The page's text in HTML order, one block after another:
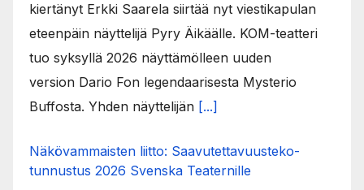
kiertänyt Erkki Saarela siirtää nyt viestikapulan
eteenpäin näyttelijä Pyry Äikäälle. KOM-teatteri
tuo syksyllä 2026 näyttämölleen uuden
version Dario Fon legendaarisesta Mysterio
Buffosta. Yhden näyttelijän [...]
Näkövammaisten liitto: Saavutettavuusteko-
tunnustus 2026 Svenska Teaternille